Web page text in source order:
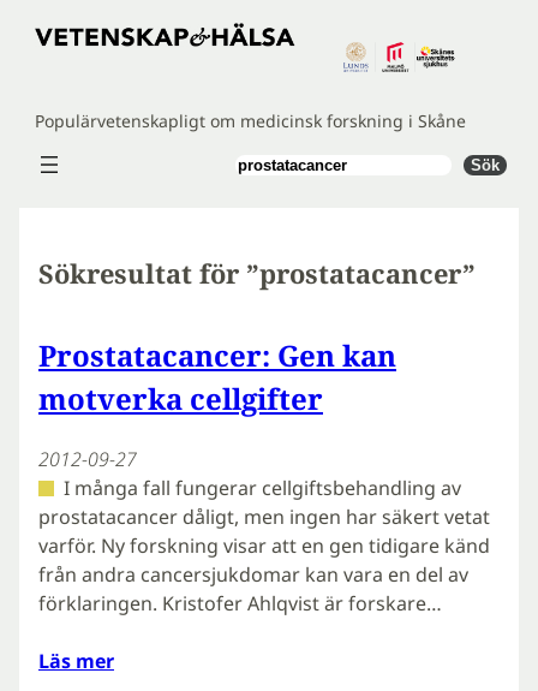
Hoppa
Populärvetenskapligt om medicinsk forskning i Skåne
Sök Sök
Sökresultat för ”prostatacancer”
Prostatacancer: Gen kan
motverka cellgifter
2012-09-27
I många fall fungerar cellgiftsbehandling av
prostatacancer dåligt, men ingen har säkert vetat
varför. Ny forskning visar att en gen tidigare känd
från andra cancersjukdomar kan vara en del av
förklaringen. Kristofer Ahlqvist är forskare…
Läs mer